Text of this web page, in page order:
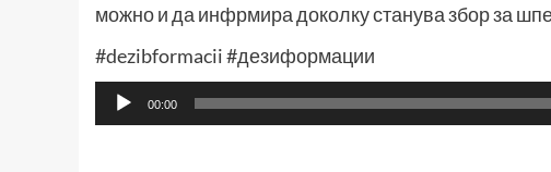
можно и да инфрмира доколку станува збор за
#dezibformacii #дезиформации
Аудио
плејер
00:00